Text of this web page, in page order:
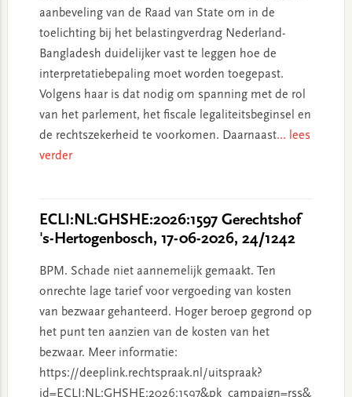
aanbeveling van de Raad van State om in de
toelichting bij het belastingverdrag Nederland-
Bangladesh duidelijker vast te leggen hoe de
interpretatiebepaling moet worden toegepast.
Volgens haar is dat nodig om spanning met de rol
van het parlement, het fiscale legaliteitsbeginsel en
de rechtszekerheid te voorkomen. Daarnaast... lees
verder
ECLI:NL:GHSHE:2026:1597 Gerechtshof
's-Hertogenbosch, 17-06-2026, 24/1242
BPM. Schade niet aannemelijk gemaakt. Ten
onrechte lage tarief voor vergoeding van kosten
van bezwaar gehanteerd. Hoger beroep gegrond op
het punt ten aanzien van de kosten van het
bezwaar. Meer informatie:
https://deeplink.rechtspraak.nl/uitspraak?
id=ECLI:NL:GHSHE:2026:1597&pk_campaign=rss&